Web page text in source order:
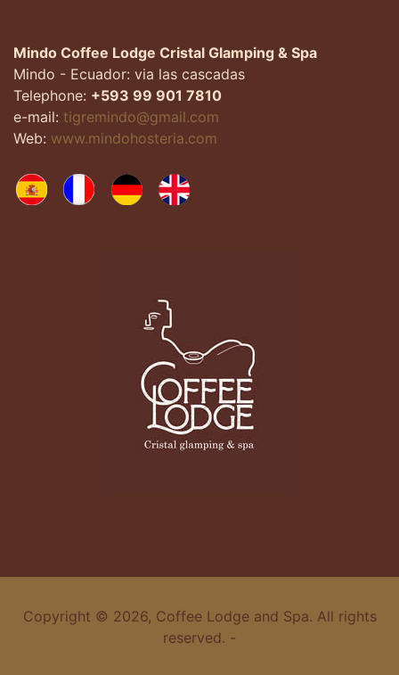
Mindo Coffee Lodge Cristal Glamping & Spa
Mindo - Ecuador: via las cascadas
Telephone: +593 99 901 7810
e-mail: tigremindo@gmail.com
Web: www.mindohosteria.com
Copyright © 2026, Coffee Lodge and Spa. All rights
reserved. -